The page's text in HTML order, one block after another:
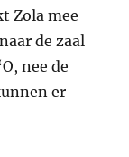
Zola mee
de zaal
nee de
er